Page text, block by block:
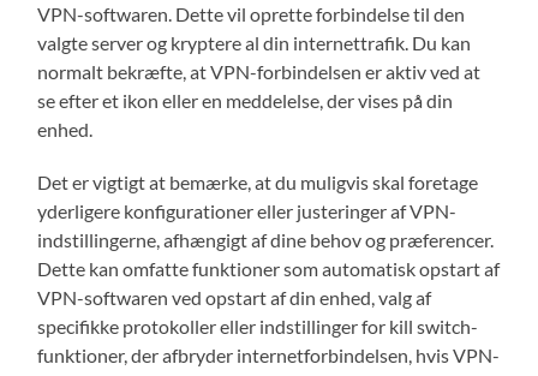
VPN-softwaren. Dette vil oprette forbindelse til den
valgte server og kryptere al din internettrafik. Du kan
normalt bekræfte, at VPN-forbindelsen er aktiv ved at
se efter et ikon eller en meddelelse, der vises på din
enhed.
Det er vigtigt at bemærke, at du muligvis skal foretage
yderligere konfigurationer eller justeringer af VPN-
indstillingerne, afhængigt af dine behov og præferencer.
Dette kan omfatte funktioner som automatisk opstart af
VPN-softwaren ved opstart af din enhed, valg af
specifikke protokoller eller indstillinger for kill switch-
funktioner, der afbryder internetforbindelsen, hvis VPN-